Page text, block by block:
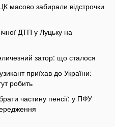
масово забирали відстрочки
ДТП у Луцьку на
затор: що сталося
приїхав до України:
робить
частину пенсії: у ПФУ